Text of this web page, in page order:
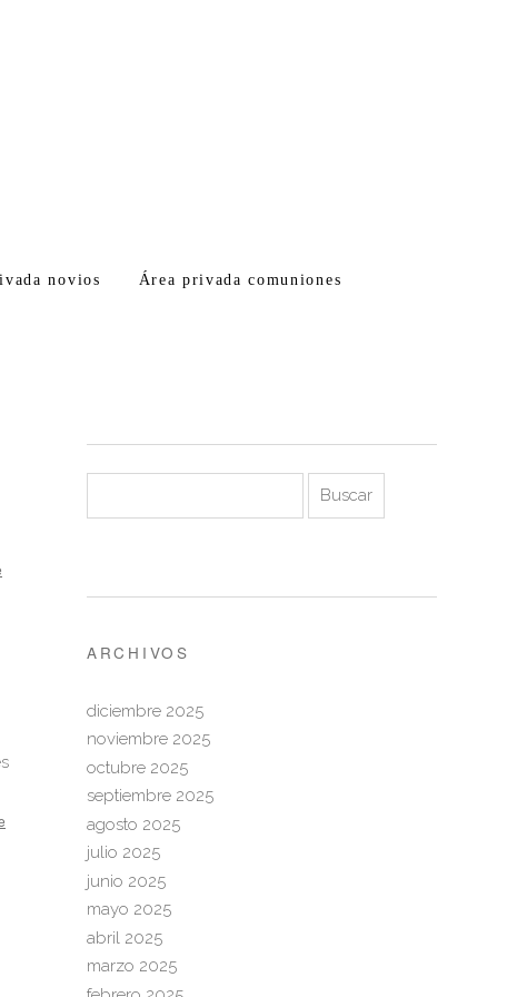
novios Área privada comuniones
ARCHIVOS
diciembre 2025
noviembre 2025
octubre 2025
septiembre 2025
agosto 2025
julio 2025
junio 2025
mayo 2025
abril 2025
marzo 2025